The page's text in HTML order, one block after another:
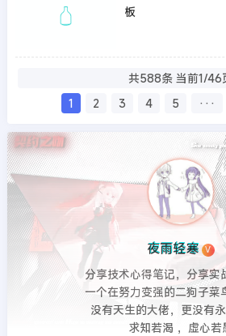
板
共588条 当前1/46
1
2 3 4 5 ···
夜雨轻寒 V
分享技术心得笔记，分享实
一个在努力变强的二狗子菜
没有天生的大佬，更没有
求知若渴 ，虚心若